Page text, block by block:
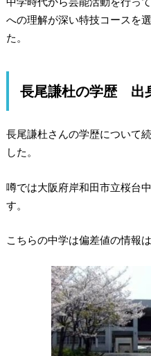
への理解が深い特技コースを
た。
長尾謙杜の学歴 出
長尾謙杜さんの学歴について
した。
噂では大阪府岸和田市立桜台
す。
こちらの中学は偏差値の情報